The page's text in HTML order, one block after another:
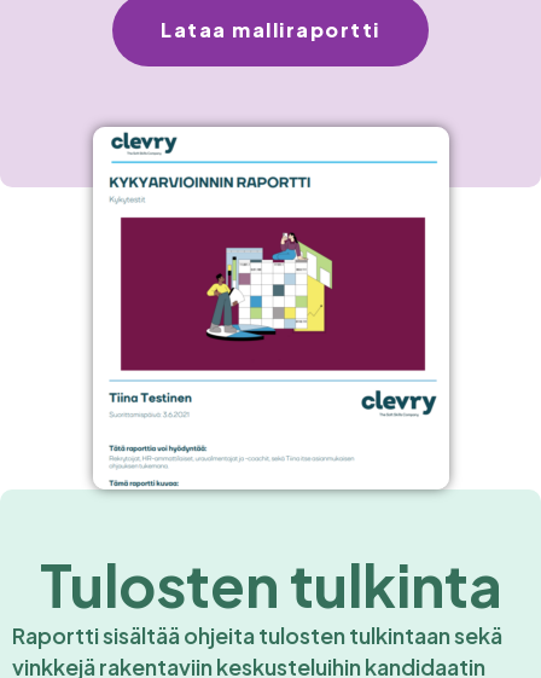
Lataa malliraportti
Tulosten tulkinta
Raportti sisältää ohjeita tulosten tulkintaan sekä
vinkkejä rakentaviin keskusteluihin kandidaatin